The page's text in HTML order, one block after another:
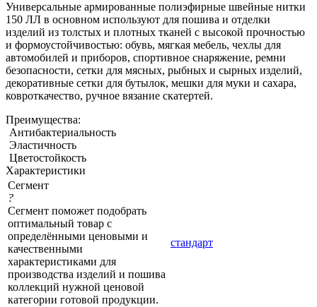
Универсальные армированные полиэфирные швейные нитки
150 ЛЛ в основном используют для пошива и отделки
изделий из толстых и плотных тканей с высокой прочностью
и формоустойчивостью: обувь, мягкая мебель, чехлы для
автомобилей и приборов, спортивное снаряжение, ремни
безопасности, сетки для мясных, рыбных и сырных изделий,
декоративные сетки для бутылок, мешки для муки и сахара,
ковроткачество, ручное вязание скатертей.
Преимущества:
Антибактериальность
Эластичность
Цветостойкость
Характеристики
Сегмент
?
Сегмент поможет подобрать
оптимальный товар с
определёнными ценовыми и
качественными
характеристиками для
производства изделий и пошива
коллекций нужной ценовой
категории готовой продукции.
стандарт